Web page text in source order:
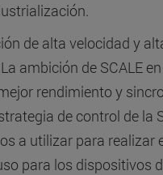
de alta velocidad y
ambición de SCALE
rendimiento y
de control de la
a utilizar para realizar
para los dispositivos